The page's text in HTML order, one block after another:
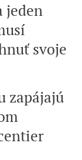
jeden
svoje
zapájajú